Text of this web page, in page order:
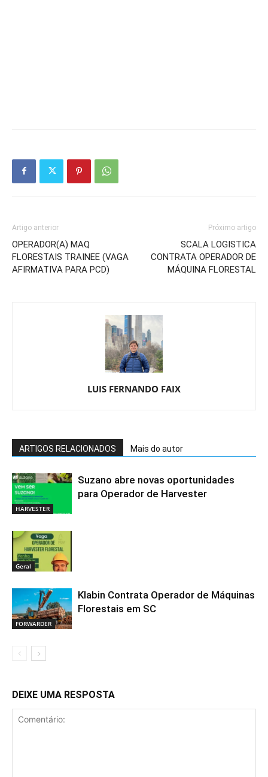
Artigo anterior
OPERADOR(A) MAQ
FLORESTAIS TRAINEE (VAGA
AFIRMATIVA PARA PCD)
Próximo artigo
SCALA LOGISTICA
CONTRATA OPERADOR DE
MÁQUINA FLORESTAL
LUIS FERNANDO FAIX
ARTIGOS RELACIONADOS Mais do autor
HARVESTER
Suzano abre novas oportunidades
para Operador de Harvester
Geral
FORWARDER
Klabin Contrata Operador de Máquinas
Florestais em SC
DEIXE UMA RESPOSTA